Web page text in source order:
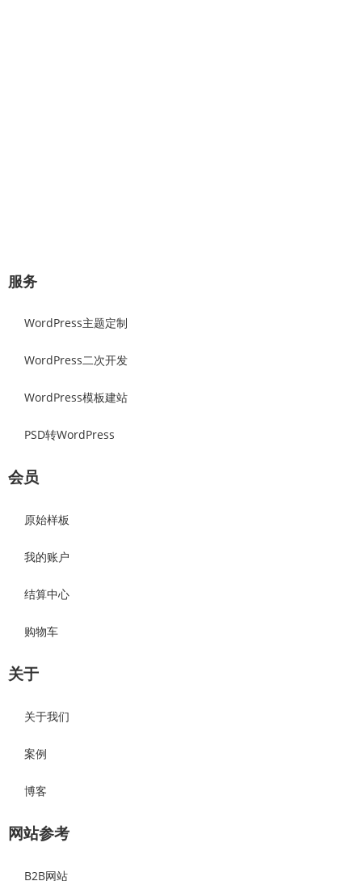
服务
WordPress主题定制
WordPress二次开发
WordPress模板建站
PSD转WordPress
会员
原始样板
我的账户
结算中心
购物车
关于
关于我们
案例
博客
网站参考
B2B网站